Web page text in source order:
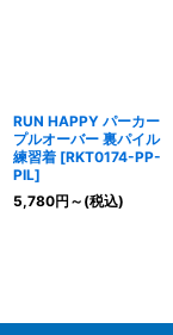
RUN HAPPY パーカー
プルオーバー 裏パイル
練習着 [RKT0174-PP-
PIL]
5,780円 ～ (税込)